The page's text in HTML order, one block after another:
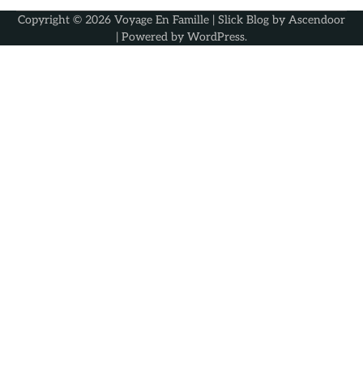
Copyright © 2026 Voyage En Famille | Slick Blog by Ascendoor
| Powered by WordPress.